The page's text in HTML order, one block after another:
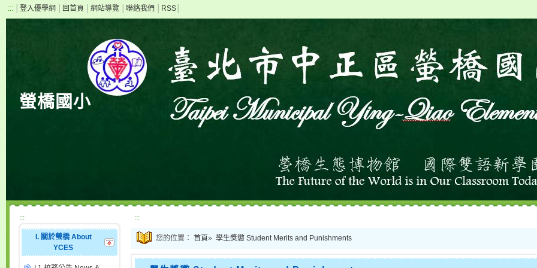
::: 登入優學網 回首頁 網站導覽 聯絡我們 RSS
螢橋國小
:::
I. 關於螢橋 About
YCES
:::
您的位置： 首頁» 學生獎懲 Student Merits and Punishments